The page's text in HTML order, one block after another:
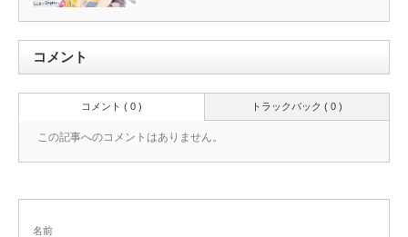
コメント
トラックバック ( 0 )
コメント ( 0 )
この記事へのコメントはありません。
名前